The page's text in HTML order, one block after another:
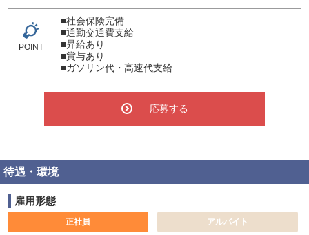
POINT
■社会保険完備
■通勤交通費支給
■昇給あり
■賞与あり
■ガソリン代・高速代支給
応募する
待遇・環境
雇用形態
正社員 アルバイト